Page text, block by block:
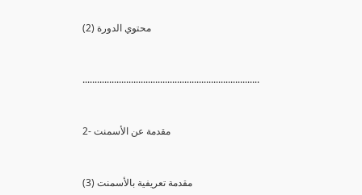
(2) محتوي الدورة
.........................................................................
2- مقدمة عن الأسمنت
(3) مقدمة تعريفية بالأسمنت